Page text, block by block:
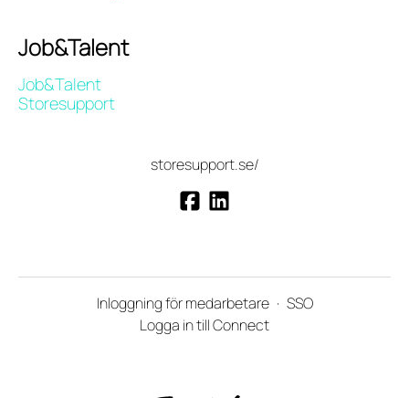
Job&Talent
Job&Talent
Storesupport
storesupport.se/
Inloggning för medarbetare · SSO
Logga in till Connect